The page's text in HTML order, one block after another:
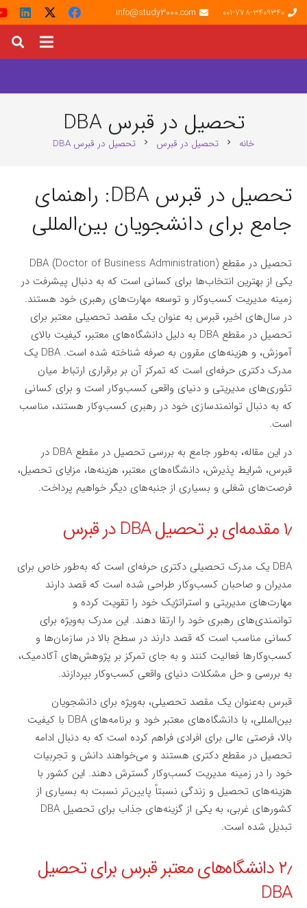
001-778-3409340
info@study3000.com
تحصیل در قبرس DBA
خانه chevron_right تحصیل در قبرس chevron_right تحصیل در قبرس DBA
تحصیل در قبرس DBA: راهنمای
جامع برای دانشجویان بین‌المللی
تحصیل در مقطع DBA (Doctor of Business Administration)
یکی از بهترین انتخاب‌ها برای کسانی است که به دنبال پیشرفت در
زمینه مدیریت کسب‌وکار و توسعه مهارت‌های رهبری خود هستند.
در سال‌های اخیر، قبرس به عنوان یک مقصد تحصیلی معتبر برای
تحصیل در مقطع DBA به دلیل دانشگاه‌های معتبر، کیفیت بالای
آموزش، و هزینه‌های مقرون به صرفه شناخته شده است. DBA یک
مدرک دکتری حرفه‌ای است که تمرکز آن بر برقراری ارتباط میان
تئوری‌های مدیریتی و دنیای واقعی کسب‌وکار است و برای کسانی
که به دنبال توانمندسازی خود در رهبری کسب‌وکار هستند، مناسب
است.
در این مقاله، به‌طور جامع به بررسی تحصیل در مقطع DBA در
قبرس، شرایط پذیرش، دانشگاه‌های معتبر، هزینه‌ها، مزایای تحصیل،
فرصت‌های شغلی و بسیاری از جنبه‌های دیگر خواهیم پرداخت.
۱٫ مقدمه‌ای بر تحصیل DBA در قبرس
DBA یک مدرک تحصیلی دکتری حرفه‌ای است که به‌طور خاص برای
مدیران و صاحبان کسب‌وکار طراحی شده است که قصد دارند
مهارت‌های مدیریتی و استراتژیک خود را تقویت کرده و
توانمندی‌های رهبری خود را ارتقا دهند. این مدرک به‌ویژه برای
کسانی مناسب است که قصد دارند در سطح بالا در سازمان‌ها و
کسب‌وکارها فعالیت کنند و به جای تمرکز بر پژوهش‌های آکادمیک،
به بررسی و حل مشکلات دنیای واقعی کسب‌وکار بپردازند.
قبرس به‌عنوان یک مقصد تحصیلی، به‌ویژه برای دانشجویان
بین‌المللی، با دانشگاه‌های معتبر خود و برنامه‌های DBA با کیفیت
بالا، فرصتی عالی برای افرادی فراهم کرده است که به دنبال ادامه
تحصیل در مقطع دکتری هستند و می‌خواهند دانش و تجربیات
خود را در زمینه مدیریت کسب‌وکار گسترش دهند. این کشور با
هزینه‌های تحصیل و زندگی نسبتاً پایین‌تر نسبت به بسیاری از
کشورهای غربی، به یکی از گزینه‌های جذاب برای تحصیل DBA
تبدیل شده است.
۲٫ دانشگاه‌های معتبر قبرس برای تحصیل
DBA